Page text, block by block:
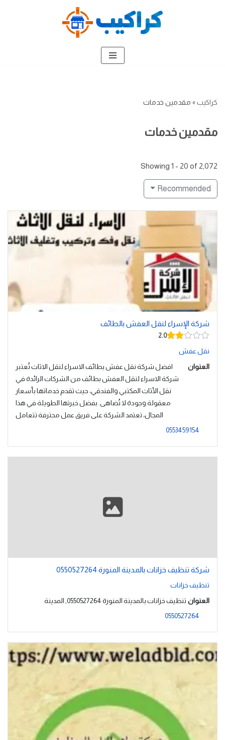
كراكيب» مقدمين خدمات
مقدمين خدمات
Showing 1 - 20 of 2,072
Recommended
شركة الإسراء لنقل العفش بالطائف
2.0
نقل عفش
العنوان
افضل شركة نقل عفش بطائف الاسراء لنقل الاثاث تُعتبر
شركة الاسراء لنقل العفش بطائف من الشركات الرائدة في
نقل الأثاث المكتبي والفندقي، حيث تقدم خدماتها بأسعار
معقولة وجودة لا تُضاهى. بفضل خبرتها الطويلة في هذا
المجال، تعتمد الشركة على فريق عمل محترفة تتعامل
0553459154
شركة تنظيف خزانات بالمدينة المنورة 0550527264
تنظيف خزانات
العنوان تنظيف خزانات بالمدينة المنورة 0550527264, المدينة
0550527264